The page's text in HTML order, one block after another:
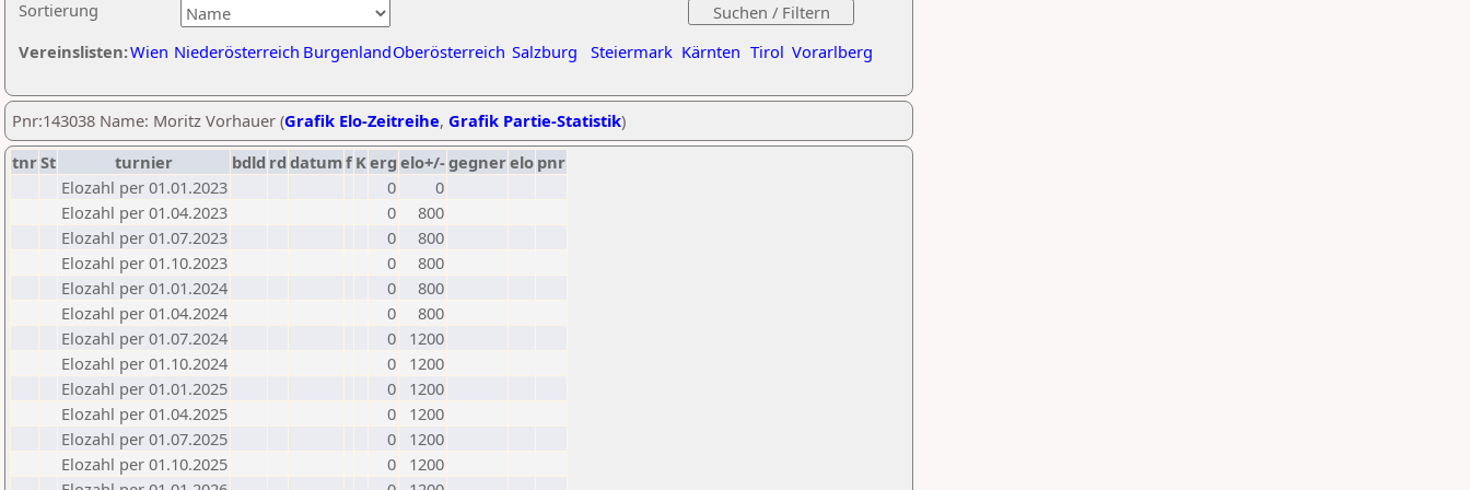
Sortierung
Vereinslisten:Wien Niederösterreich BurgenlandOberösterreich Salzburg Steiermark Kärnten Tirol Vorarlberg
Pnr:143038 Name: Moritz Vorhauer (Grafik Elo-Zeitreihe, Grafik Partie-Statistik)
tnrSt turnier bdld rd datumf Kerg elo+/-gegnerelo pnr
Elozahl per 01.01.2023
0
0
Elozahl per 01.04.2023
0
800
Elozahl per 01.07.2023
0
800
Elozahl per 01.10.2023
0
800
Elozahl per 01.01.2024
0
800
Elozahl per 01.04.2024
0
800
Elozahl per 01.07.2024
0
1200
Elozahl per 01.10.2024
0
1200
Elozahl per 01.01.2025
0
1200
Elozahl per 01.04.2025
0
1200
Elozahl per 01.07.2025
0
1200
Elozahl per 01.10.2025
0
1200